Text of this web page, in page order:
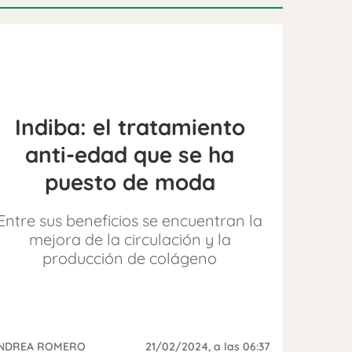
Indiba: el tratamiento
anti-edad que se ha
puesto de moda
sus beneficios se encuentran la
mejora de la circulación y la
producción de colágeno
ROMERO 21/02/2024, a las 06:37